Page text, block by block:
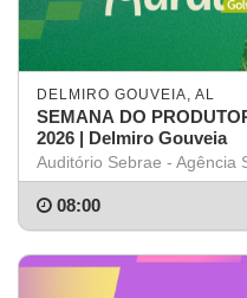
DELMIRO GOUVEIA, AL
SEMANA DO
2026 | Delmiro Gouveia
Auditório Sebrae - Agência
08:00